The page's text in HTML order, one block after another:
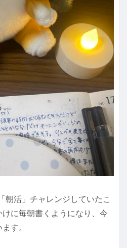
朝活」チャレンジしていたこ
に毎朝書くようになり、今
す。